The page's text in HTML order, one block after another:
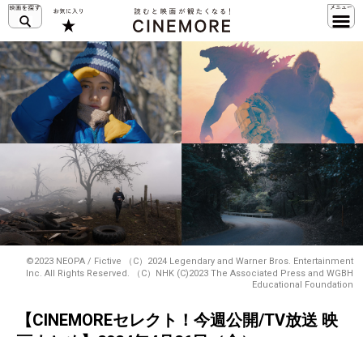
©2023 NEOPA / Fictive （C）2024 Legendary and Warner Bros. Entertainment
Inc. All Rights Reserved. （C）NHK (C)2023 The Associated Press and WGBH
Educational Foundation
【CINEMOREセレクト！今週公開/TV放送 映